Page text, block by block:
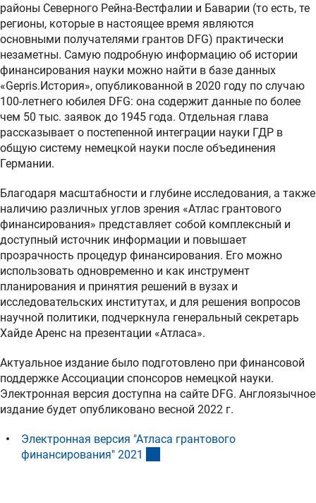
районы Северного Рейна-Вестфалии и Баварии (то есть, те
регионы, которые в настоящее время являются
основными получателями грантов DFG) практически
незаметны. Самую подробную информацию об истории
финансирования науки можно найти в базе данных
«Gepris.История», опубликованной в 2020 году по случаю
100-летнего юбилея DFG: она содержит данные по более
чем 50 тыс. заявок до 1945 года. Отдельная глава
рассказывает о постепенной интеграции науки ГДР в
общую систему немецкой науки после объединения
Германии.
Благодаря масштабности и глубине исследования, а также
наличию различных углов зрения «Атлас грантового
финансирования» представляет собой комплексный и
доступный источник информации и повышает
прозрачность процедур финансирования. Его можно
использовать одновременно и как инструмент
планирования и принятия решений в вузах и
исследовательских институтах, и для решения вопросов
научной политики, подчеркнула генеральный секретарь
Хайде Аренс на презентации «Атласа».
Актуальное издание было подготовлено при финансовой
поддержке Ассоциации спонсоров немецкой науки.
Электронная версия доступна на сайте DFG. Англоязычное
издание будет опубликовано весной 2022 г.
Электронная версия "Атласа грантового
финансирования" 2021